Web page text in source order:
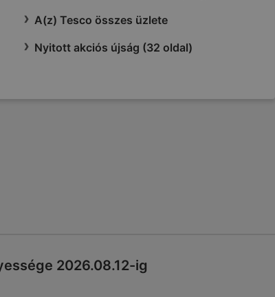
A(z) Tesco összes üzlete
Nyitott akciós újság (32 oldal)
2026.08.12-ig